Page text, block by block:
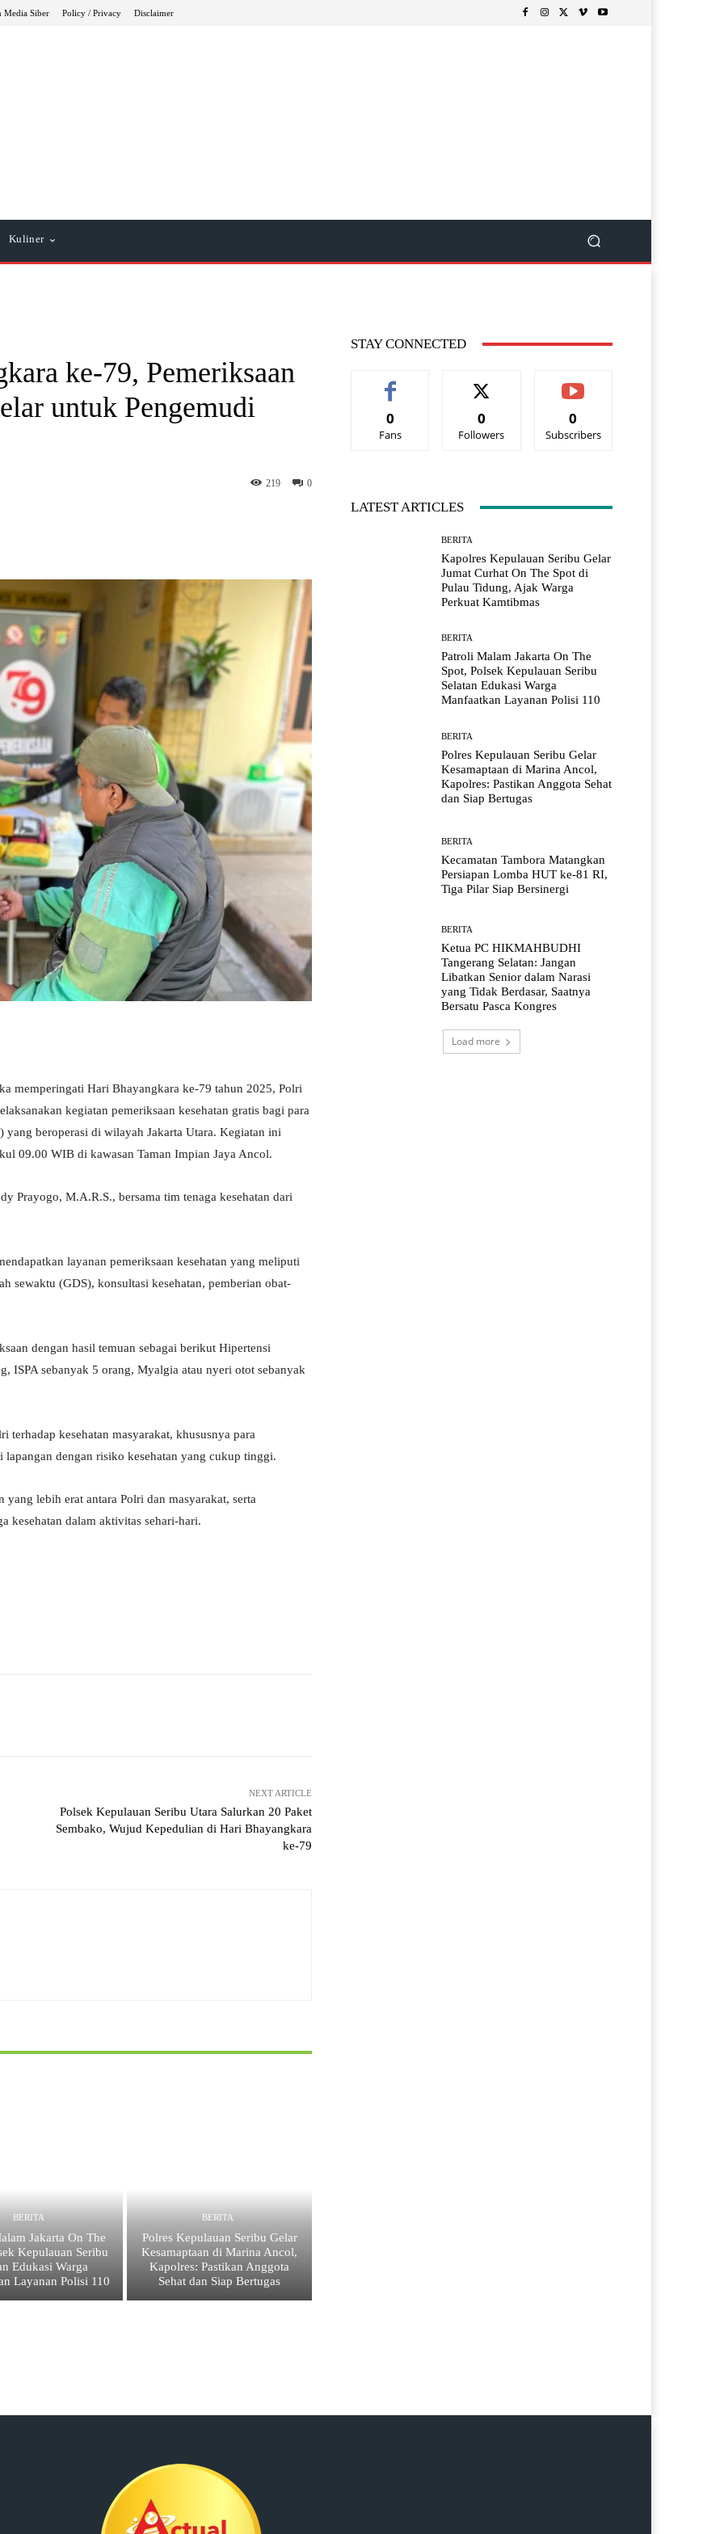
Media Siber Policy / Privacy Disclaimer
Kuliner
ke-79, Pemeriksaan
untuk Pengemudi
0
219
memperingati Hari Bhayangkara ke-79 tahun 2025, Polri
kegiatan pemeriksaan kesehatan gratis bagi para
beroperasi di wilayah Jakarta Utara. Kegiatan ini
09.00 WIB di kawasan Taman Impian Jaya Ancol.
Prayogo, M.A.R.S., bersama tim tenaga kesehatan dari
layanan pemeriksaan kesehatan yang meliputi
sewaktu (GDS), konsultasi kesehatan, pemberian obat-
dengan hasil temuan sebagai berikut Hipertensi
ISPA sebanyak 5 orang, Myalgia atau nyeri otot sebanyak
kesehatan masyarakat, khususnya para
dengan risiko kesehatan yang cukup tinggi.
lebih erat antara Polri dan masyarakat, serta
kesehatan dalam aktivitas sehari-hari.
NEXT ARTICLE
Polsek Kepulauan Seribu Utara Salurkan 20 Paket
Sembako, Wujud Kepedulian di Hari Bhayangkara
ke-79
BERITA
Jakarta On The
Kepulauan Seribu
Edukasi Warga
Layanan Polisi 110
BERITA
Polres Kepulauan Seribu Gelar
Kesamaptaan di Marina Ancol,
Kapolres: Pastikan Anggota
Sehat dan Siap Bertugas
STAY CONNECTED
0
Fans
0
Followers
0
Subscribers
LATEST ARTICLES
BERITA
Kapolres Kepulauan Seribu Gelar
Jumat Curhat On The Spot di
Pulau Tidung, Ajak Warga
Perkuat Kamtibmas
BERITA
Patroli Malam Jakarta On The
Spot, Polsek Kepulauan Seribu
Selatan Edukasi Warga
Manfaatkan Layanan Polisi 110
BERITA
Polres Kepulauan Seribu Gelar
Kesamaptaan di Marina Ancol,
Kapolres: Pastikan Anggota Sehat
dan Siap Bertugas
BERITA
Kecamatan Tambora Matangkan
Persiapan Lomba HUT ke-81 RI,
Tiga Pilar Siap Bersinergi
BERITA
Ketua PC HIKMAHBUDHI
Tangerang Selatan: Jangan
Libatkan Senior dalam Narasi
yang Tidak Berdasar, Saatnya
Bersatu Pasca Kongres
Load more